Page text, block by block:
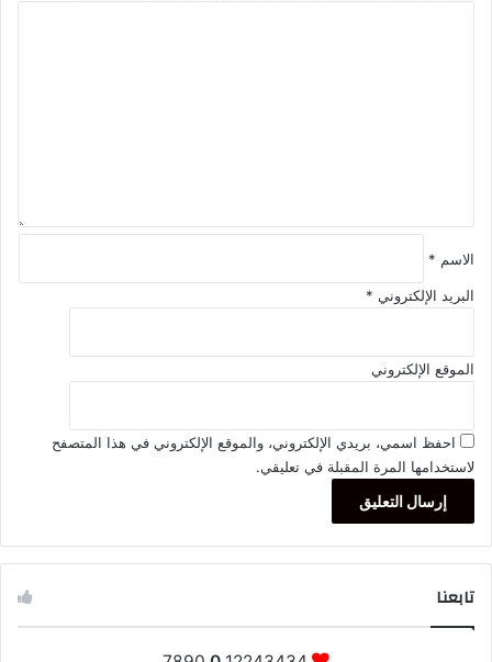
الاسم *
البريد الإلكتروني *
الموقع الإلكتروني
احفظ اسمي، بريدي الإلكتروني، والموقع الإلكتروني في هذا المتصفح
لاستخدامها المرة المقبلة في تعليقي.
تابعنا